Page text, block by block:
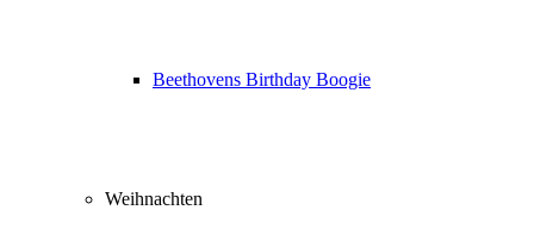
Beethovens Birthday Boogie
Weihnachten